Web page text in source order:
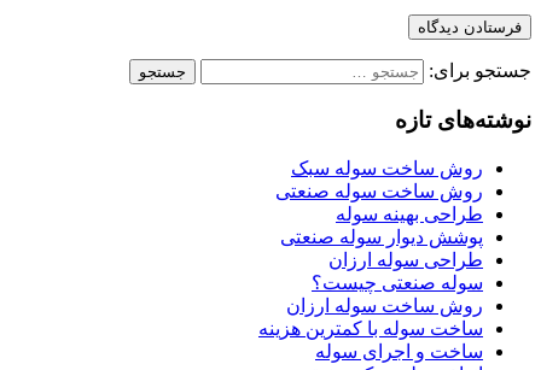
فرستادن دیدگاه
جستجو برای:
نوشته‌های تازه
روش ساخت سوله سبک
روش ساخت سوله صنعتی
طراحی بهینه سوله
پوشش دیوار سوله صنعتی
طراحی سوله ارزان
سوله صنعتی چیست؟
روش ساخت سوله ارزان
ساخت سوله با کمترین هزینه
ساخت و اجرای سوله